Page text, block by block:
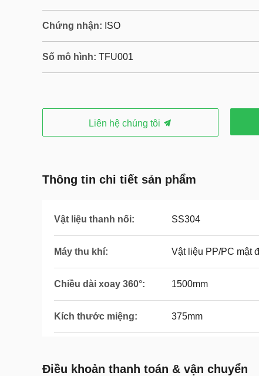
Chứng nhận: ISO
Số mô hình: TFU001
Liên hệ chúng tôi
Thông tin chi tiết sản phẩm
Vật liệu thanh nối: SS304
Máy thu khí: Vật liệu PP/PC mật
Chiều dài xoay 360°: 1500mm
Kích thước miệng: 375mm
Điều khoản thanh toán & vận chuyển